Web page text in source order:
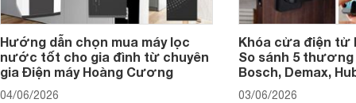
Hướng dẫn chọn mua máy lọc
nước tốt cho gia đình từ chuyên
gia Điện máy Hoàng Cương
04/06/2026
Khóa cửa điện tử
So sánh 5 thương
Bosch, Demax,
03/06/2026